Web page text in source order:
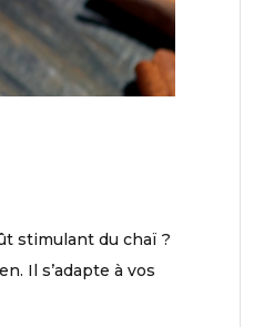
stimulant du chaï ?
Il s’adapte à vos